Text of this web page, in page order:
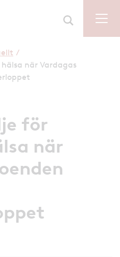
/
när Vardagas
för
när